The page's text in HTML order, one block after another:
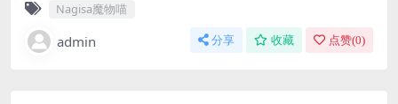
Nagisa魔物喵
admin 分享 收藏 点赞(0)